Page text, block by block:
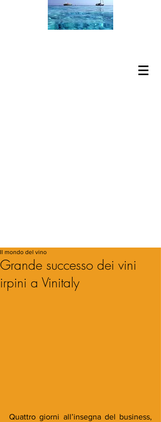
Grande successo dei vini
irpini a Vinitaly
Il mondo del vino
Quattro giorni all’insegna del business,